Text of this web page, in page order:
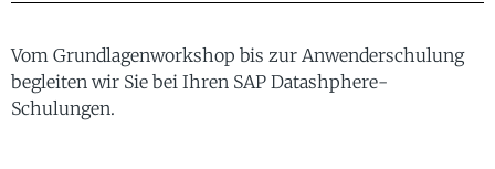
Vom Grundlagenworkshop bis zur Anwenderschulung
begleiten wir Sie bei Ihren SAP Datashphere-
Schulungen.